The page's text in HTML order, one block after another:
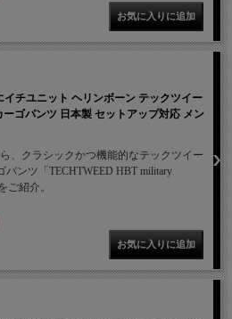
チユニット ヘリンボーン テックツイー
ーゴパンツ 日本製 セットアップ対応 メン
、クラシックかつ機能的なテックツイー
パンツ「TECHTWEED HBT military
ご紹介。